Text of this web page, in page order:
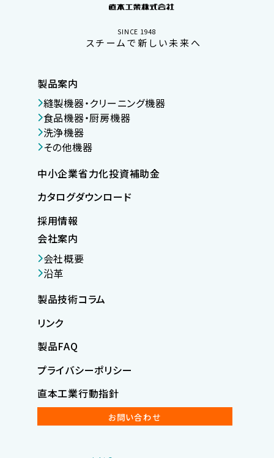
SINCE 1948
スチームで新しい未来へ
製品案内
縫製機器・クリーニング機器
食品機器・厨房機器
洗浄機器
その他機器
中小企業省力化投資補助金
カタログダウンロード
採用情報
会社案内
会社概要
沿革
製品技術コラム
リンク
製品FAQ
プライバシーポリシー
直本工業行動指針
お問い合わせ